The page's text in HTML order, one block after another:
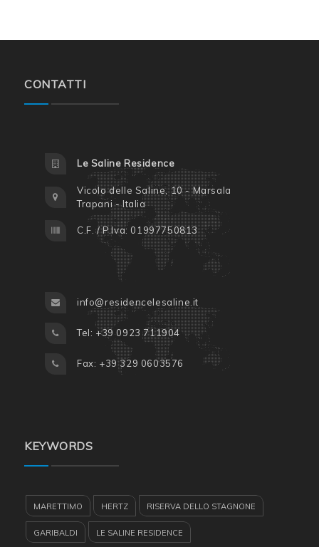
CONTATTI
Le Saline Residence
Vicolo delle Saline, 10 - Marsala
Trapani - Italia
C.F. / P.Iva: 01997750813
info@residencelesaline.it
Tel: +39 0923 711904
Fax: +39 329 0603576
KEYWORDS
MARETTIMO HERTZ RISERVA DELLO STAGNONE
GARIBALDI LE SALINE RESIDENCE